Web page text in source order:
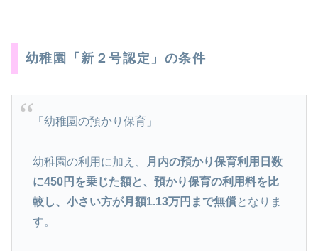
幼稚園「新２号認定」の条件
「幼稚園の預かり保育」
幼稚園の利用に加え、
月内の預かり保育利用日数
に450円を乗じた額と、預かり保育の利用料を比
較し、小さい方が月額1.13万円まで無償となりま
す。